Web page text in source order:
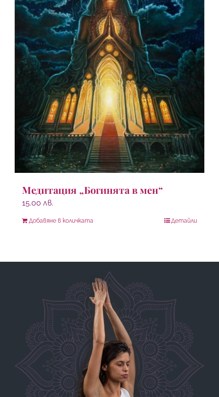
Медитация „Богинята в мен“
15.00 лв.
Добавяне в количката Детайли